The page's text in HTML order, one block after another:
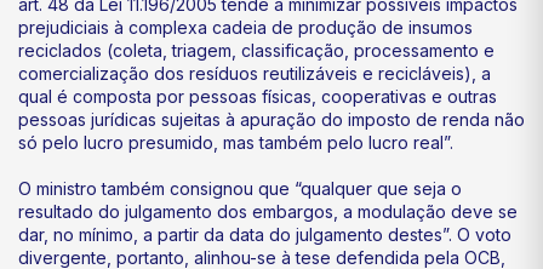
art. 48 da Lei 11.196/2005 tende a minimizar possíveis impactos
prejudiciais à complexa cadeia de produção de insumos
reciclados (coleta, triagem, classificação, processamento e
comercialização dos resíduos reutilizáveis e recicláveis), a
qual é composta por pessoas físicas, cooperativas e outras
pessoas jurídicas sujeitas à apuração do imposto de renda não
só pelo lucro presumido, mas também pelo lucro real”.
O ministro também consignou que “qualquer que seja o
resultado do julgamento dos embargos, a modulação deve se
dar, no mínimo, a partir da data do julgamento destes”. O voto
divergente, portanto, alinhou-se à tese defendida pela OCB,